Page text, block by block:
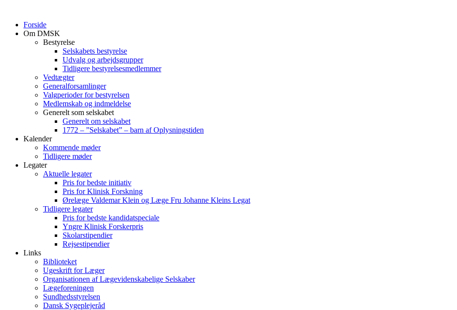
indholdForside
Om DMSK
Bestyrelse
Selskabets bestyrelse
Udvalg og arbejdsgrupper
Tidligere bestyrelsesmedlemmer
Vedtægter
Generalforsamlinger
Valgperioder for bestyrelsen
Medlemskab og indmeldelse
Generelt som selskabet
Generelt om selskabet
1772 – ”Selskabet” – barn af Oplysningstiden
Kalender
Kommende møder
Tidligere møder
Legater
Aktuelle legater
Pris for bedste initiativ
Pris for Klinisk Forskning
Ørelæge Valdemar Klein og Læge Fru Johanne Kleins Legat
Tidligere legater
Pris for bedste kandidatspeciale
Yngre Klinisk Forskerpris
Skolarstipendier
Rejsestipendier
Links
Biblioteket
Ugeskrift for Læger
Organisationen af Lægevidenskabelige Selskaber
Lægeforeningen
Sundhedsstyrelsen
Dansk Sygeplejeråd